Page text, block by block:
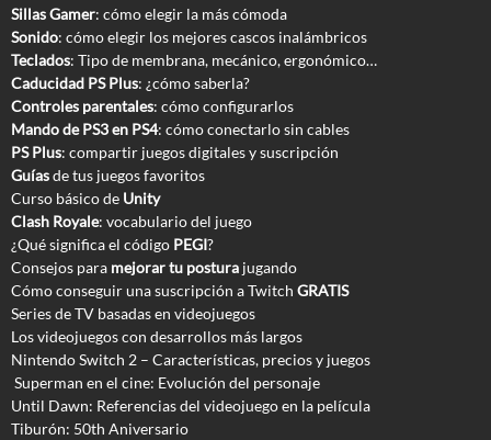
Sillas Gamer: cómo elegir la más cómoda
Sonido: cómo elegir los mejores cascos inalámbricos
Teclados: Tipo de membrana, mecánico, ergonómico…
Caducidad PS Plus: ¿cómo saberla?
Controles parentales: cómo configurarlos
Mando de PS3 en PS4: cómo conectarlo sin cables
PS Plus: compartir juegos digitales y suscripción
Guíasde tus juegos favoritos
Curso básico de Unity
Clash Royale: vocabulario del juego
¿Qué significa el código PEGI?
Consejos para mejorar tu postura jugando
Cómo conseguir una suscripción a Twitch GRATIS
Series de TV basadas en videojuegos
Los videojuegos con desarrollos más largos
Nintendo Switch 2 – Características, precios y juegos
Superman en el cine: Evolución del personaje
Until Dawn: Referencias del videojuego en la película
Tiburón: 50th Aniversario